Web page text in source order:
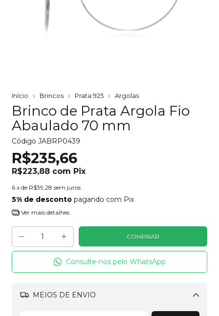
Início Brincos Prata 925 Argolas
Brinco de Prata Argola Fio
Abaulado 70 mm
Código JABRP0439
R$235,66
R$223,88 com Pix
6 x de R$39,28 sem juros
5% de desconto pagando com Pix
Ver mais detalhes
Consulte-nos pelo WhatsApp
MEIOS DE ENVIO
Alterar CEP